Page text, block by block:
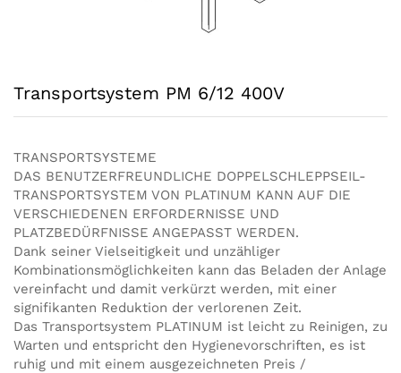
Transportsystem PM 6/12 400V
TRANSPORTSYSTEME
DAS BENUTZERFREUNDLICHE DOPPELSCHLEPPSEIL-
TRANSPORTSYSTEM VON PLATINUM KANN AUF DIE
VERSCHIEDENEN ERFORDERNISSE UND
PLATZBEDÜRFNISSE ANGEPASST WERDEN.
Dank seiner Vielseitigkeit und unzähliger
Kombinationsmöglichkeiten kann das Beladen der Anlage
vereinfacht und damit verkürzt werden, mit einer
signifikanten Reduktion der verlorenen Zeit.
Das Transportsystem PLATINUM ist leicht zu Reinigen, zu
Warten und entspricht den Hygienevorschriften, es ist
ruhig und mit einem ausgezeichneten Preis /